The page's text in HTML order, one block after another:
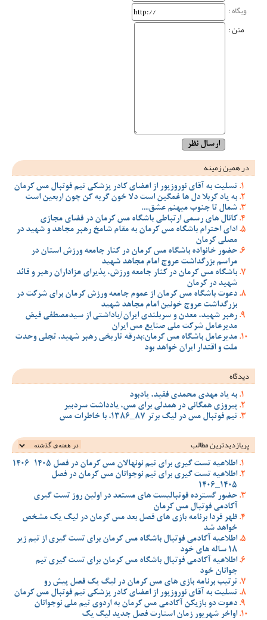
وبگاه‌ :
متن :
در همین زمینه
تسلیت به آقای نوروزپور از اعضای کادر پزشکی تیم فوتبال مس کرمان
به یاد کربلا دل ها غمگین است دلا خون گریه کن چون اربعین است
شمال تا جنوب میهنم عشق....
کانال های رسمی ارتباطی باشگاه مس کرمان در فضای مجازی
ادای احترام باشگاه مس کرمان به مقام شامخ رهبر مجاهد و شهید در
مصلی کرمان
حضور خانواده باشگاه مس کرمان در کنار جامعه ورزش استان در
مراسم بزرگداشت عروج امام مجاهد شهید
باشگاه مس کرمان در کنار جامعه ورزش، پذیرای عزاداران رهبر و قائد
شهید در کرمان
دعوت باشگاه مس کرمان از عموم جامعه ورزش کرمان برای شرکت در
بزرگداشت عروج خونین امام مجاهد شهید
رهبر شهید، معدن و سربلندی ایران/یاداشتی از سیدمصطفی‌‌ فیض
مدیرعامل شرکت ملی صنایع مس ایران
مدیرعامل باشگاه مس کرمان:بدرقه تاریخی رهبر شهید، تجلی وحدت
ملت و اقتدار ایران خواهد بود
دیدگاه
به یاد مهدی محمدی فقید، یادبود
پیروزی همگانی در همدلی برای مس، یادداشت سردبیر
تیم فوتبال مس در لیگ برتر 87_1386، با خاطرات مس
پربازدیدترین‌ مطالب
اطلاعیه تست گیری برای تیم نونهالان مس کرمان در فصل 1405-1406
اطلاعیه تست گیری برای تیم نوجوانان مس کرمان در فصل
1405_1406
حضور گسترده فوتبالیست های مستعد در اولین روز تست گیری
آکادمی فوتبال مس کرمان
ظهر فردا برنامه بازی های فصل بعد مس کرمان در لیگ یک مشخص
خواهد شد
اطلاعیه آکادمی فوتبال باشگاه مس کرمان برای تست گیری از تیم زیر
18 ساله های خود
اطلاعیه آکادمی فوتبال باشگاه مس کرمان برای تست گیری تیم
جوانان خود
ترتیب برنامه بازی های مس کرمان در لیگ یک فصل پیش رو
تسلیت به آقای نوروزپور از اعضای کادر پزشکی تیم فوتبال مس کرمان
دعوت دو بازیکن آکادمی مس کرمان به اردوی تیم ملی نوجوانان
اواخر شهریور زمان استارت فصل جدید لیگ یک